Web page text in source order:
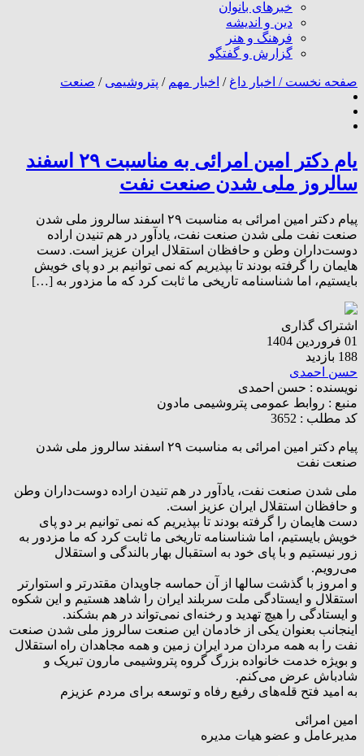
خبرهای بانوان
دین و اندیشه
فرهنگ و هنر
گزارش و گفتگو
صفحه نخست / اخبار داغ / اخبار مهم / پتروشیمی / صنعت
یام دکتر امین امرائی به مناسبت ۲۹ اسفند
سالروز ملی شدن صنعت نفت
پیام دکتر امین امرائی به مناسبت ۲۹ اسفند سالروز ملی شدن
صنعت نفت ملی شدن صنعت نفت، یادآور در هم تنیدن‌ اراده‌
دوست‌داران وطن و حافظان استقلال ایران عزیز است. دست
هایمان را گرفته بودند تا بپذیریم که نمی توانیم بر دو پای خویش
بایستیم، اما شناسنامه تاریخی ما ثابت کرد که ما مزدور به […]
اشتراک گذاری
01 فروردین 1404
188 بازدید
حسن احمدی
نویسنده : حسن احمدی
منبع : روابط عمومی پتروشیمی مادون
کد مطلب : 3652
پیام دکتر امین امرائی به مناسبت ۲۹ اسفند سالروز ملی شدن
صنعت نفت
ملی شدن صنعت نفت، یادآور در هم تنیدن‌ اراده‌ دوست‌داران وطن
و حافظان استقلال ایران عزیز است.
دست هایمان را گرفته بودند تا بپذیریم که نمی توانیم بر دو پای
خویش بایستیم، اما شناسنامه تاریخی ما ثابت کرد که ما مزدور به
زور نیستیم و با پای خود به استقبال بهار بالندگی و استقلال
می‌رویم.
و امروز با گذشت سالها از آن حماسه جاویدان مقتدرتر و استوارتر
استقلال و ایستادگی ملت سربلند ایران را شاهد هستیم و این شکوه
و ایستادگی را هیچ تهدید و رخنه‌ای نمی‌تواند در هم بشکند.
اینجانب بعنوان یکی از خادمان این صنعت سالروز ملی شدن صنعت
نفت را به همه مردان مرد ایران زمین و همه مجاهدان راه استقلال
و بویژه خدمت خانواده بزرگ گروه پتروشیمی مارون تبریک و
شاد‌باش عرض می‌کنم.
به امید فتح قله‌های رفیع رفاه و توسعه برای مردم عزیزم
امین امرائی
مدیرعامل و عضو هیات مدیره